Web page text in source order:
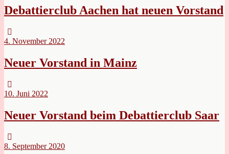
Debattierclub Aachen hat neuen Vorstand
4. November 2022
Neuer Vorstand in Mainz
10. Juni 2022
Neuer Vorstand beim Debattierclub Saar
8. September 2020